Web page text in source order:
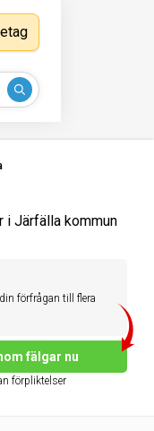
i Järfälla kommun
förfrågan till flera
fälgar nu
förpliktelser